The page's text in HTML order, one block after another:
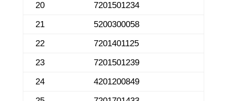
20
7201501234
21
5200300058
22
7201401125
23
7201501239
24
4201200849